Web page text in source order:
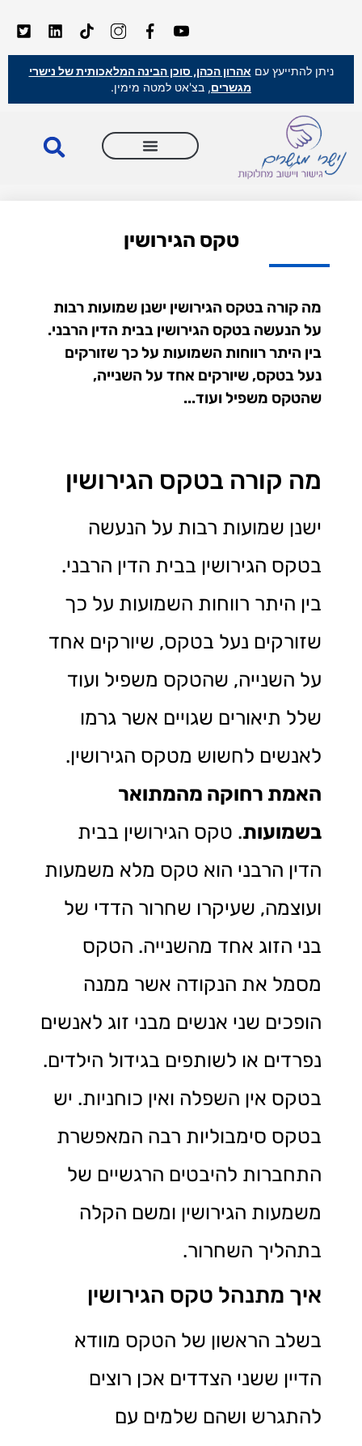
ניתן להתייעץ עם אהרון הכהן, סוכן הבינה המלאכותית של נישרי
מגשרים, בצ'אט למטה מימין.
טקס הגירושין
מה קורה בטקס הגירושין ישנן שמועות רבות
על הנעשה בטקס הגירושין בבית הדין הרבני.
בין היתר רווחות השמועות על כך שזורקים
נעל בטקס, שיורקים אחד על השנייה,
שהטקס משפיל ועוד...
מה קורה בטקס הגירושין
ישנן שמועות רבות על הנעשה
בטקס הגירושין בבית הדין הרבני.
בין היתר רווחות השמועות על כך
שזורקים נעל בטקס, שיורקים אחד
על השנייה, שהטקס משפיל ועוד
שלל תיאורים שגויים אשר גרמו
לאנשים לחשוש מטקס הגירושין.
האמת רחוקה מהמתואר
בשמועות. טקס הגירושין בבית
הדין הרבני הוא טקס מלא משמעות
ועוצמה, שעיקרו שחרור הדדי של
בני הזוג אחד מהשנייה. הטקס
מסמל את הנקודה אשר ממנה
הופכים שני אנשים מבני זוג לאנשים
נפרדים או לשותפים בגידול הילדים.
בטקס אין השפלה ואין כוחניות. יש
בטקס סימבוליות רבה המאפשרת
התחברות להיבטים הרגשיים של
משמעות הגירושין ומשם הקלה
בתהליך השחרור.
איך מתנהל טקס הגירושין
בשלב הראשון של הטקס מוודא
הדיין ששני הצדדים אכן רוצים
להתגרש ושהם שלמים עם